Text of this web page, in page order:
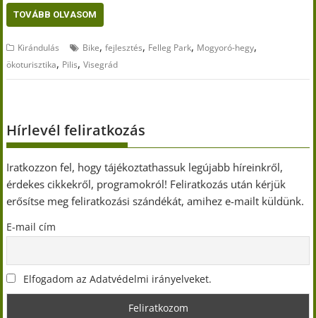
TOVÁBB OLVASOM
Kirándulás Bike,fejlesztés, Felleg Park, Mogyoró-hegy,
ökoturisztika, Pilis,Visegrád
Hírlevél feliratkozás
Iratkozzon fel, hogy tájékoztathassuk legújabb híreinkről,
érdekes cikkekről, programokról! Feliratkozás után kérjük
erősítse meg feliratkozási szándékát, amihez e-mailt küldünk.
E-mail cím
Elfogadom az Adatvédelmi irányelveket.